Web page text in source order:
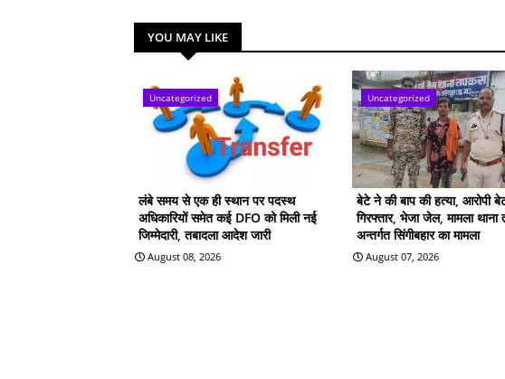
YOU MAY LIKE
Uncategorized
लंबे समय से एक ही स्थान पर पदस्थ
अधिकारियों समेत कई DFO को मिली नई
जिम्मेदारी, तबादला आदेश जारी
August 08, 2026
Uncategorized
बेटे ने की बाप की हत्या, आरोपी
गिरफ्तार, भेजा जेल, मामला थाना
अन्तर्गत सिंगीबहार का मामला
August 07, 2026